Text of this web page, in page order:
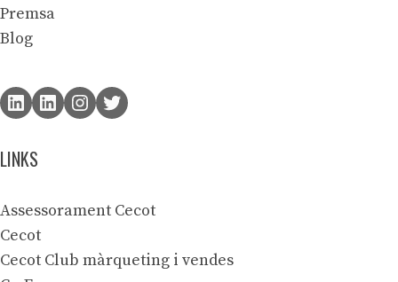
Premsa
Blog
LINKS
Assessorament Cecot
Cecot
Cecot Club màrqueting i vendes